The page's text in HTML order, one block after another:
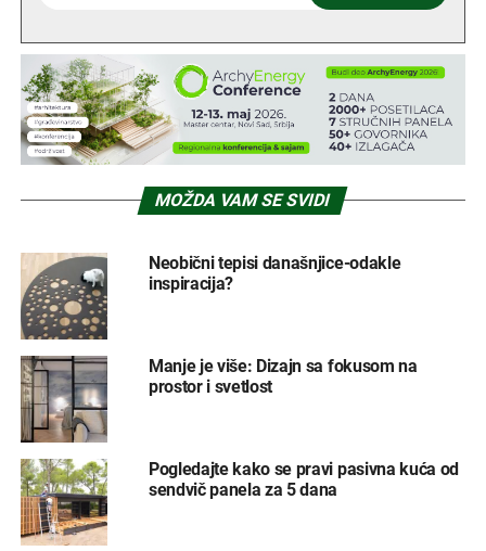
MOŽDA VAM SE SVIDI
Neobični tepisi današnjice-odakle
inspiracija?
Manje je više: Dizajn sa fokusom na
prostor i svetlost
Pogledajte kako se pravi pasivna kuća od
sendvič panela za 5 dana